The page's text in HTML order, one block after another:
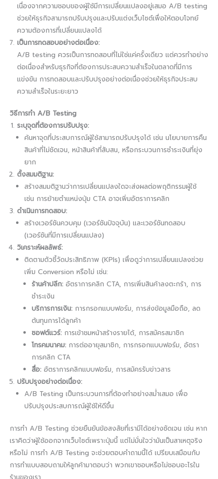
เนื่องจากความชอบของผู้ใช้มีการเปลี่ยนแปลงอยู่เสมอ A/B testing
ช่วยให้ธุรกิจสามารถปรับปรุงและปรับแต่งเว็บไซต์เพื่อให้ตอบโจทย์
ความต้องการที่เปลี่ยนแปลงได้
เป็นการทดสอบอย่างต่อเนื่อง:
A/B testing ควรเป็นการทดสอบที่ไม่ใช่แค่ครั้งเดียว แต่ควรทำอย่าง
ต่อเนื่องสำหรับธุรกิจที่ต้องการประสบความสำเร็จในตลาดที่มีการ
แข่งขัน การทดสอบและปรับปรุงอย่างต่อเนื่องช่วยให้ธุรกิจประสบ
ความสำเร็จในระยะยาว
วิธีการทำ A/B Testing
ระบุจุดที่ต้องการปรับปรุง:
ค้นหาจุดที่ประสบการณ์ผู้ใช้สามารถปรับปรุงได้ เช่น นโยบายการคืน
สินค้าที่ไม่ชัดเจน, หน้าสินค้าที่สับสน, หรือกระบวนการชำระเงินที่ยุ่ง
ยาก
ตั้งสมมติฐาน:
สร้างสมมติฐานว่าการเปลี่ยนแปลงใดจะส่งผลต่อพฤติกรรมผู้ใช้
เช่น การย้ายตำแหน่งปุ่ม CTA อาจเพิ่มอัตราการคลิก
ดำเนินการทดสอบ:
สร้างเวอร์ชันควบคุม (เวอร์ชันปัจจุบัน) และเวอร์ชันทดสอบ
(เวอร์ชันที่มีการเปลี่ยนแปลง)
วิเคราะห์ผลลัพธ์:
ติดตามตัวชี้วัดประสิทธิภาพ (KPIs) เพื่อดูว่าการเปลี่ยนแปลงช่วย
เพิ่ม Conversion หรือไม่ เช่น:
ร้านค้าปลีก: อัตราการคลิก CTA, การเพิ่มสินค้าลงตะกร้า, การ
ชำระเงิน
บริการการเงิน: การกรอกแบบฟอร์ม, การส่งข้อมูลมือถือ, ลด
ต้นทุนการได้ลูกค้า
ซอฟต์แวร์: การเข้าชมหน้าสร้างรายได้, การสมัครสมาชิก
โทรคมนาคม: การต่ออายุสมาชิก, การกรอกแบบฟอร์ม, อัตรา
การคลิก CTA
สื่อ: อัตราการคลิกแบบฟอร์ม, การสมัครรับข่าวสาร
ปรับปรุงอย่างต่อเนื่อง:
A/B Testing เป็นกระบวนการที่ต้องทำอย่างสม่ำเสมอ เพื่อ
ปรับปรุงประสบการณ์ผู้ใช้ให้ดีขึ้น
การทำ A/B Testing ช่วยยืนยันข้อสงสัยที่เรามีได้อย่างชัดเจน เช่น หาก
เราคิดว่าผู้ใช้ออกจากเว็บไซต์เพราะปุ่มนี้ แต่ไม่มั่นใจว่ามันเป็นสาเหตุจริง
หรือไม่ การทำ A/B Testing จะช่วยตอบคำถามนี้ได้ เปรียบเสมือนกับ
การทำแบบสอบถามให้ลูกค้ามาตอบว่า พวกเขาชอบหรือไม่ชอบอะไรใน